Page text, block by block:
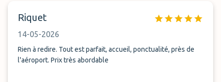
Riquet
14-05-2026
Rien à redire. Tout est parfait, accueil, ponctualité, près de
l'aéroport. Prix très abordable